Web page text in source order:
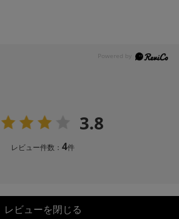
3.8
レビュー件数：4件
レビューを閉じる